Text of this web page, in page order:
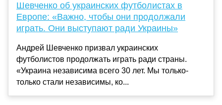
Шевченко об украинских футболистах в
Европе: «Важно, чтобы они продолжали
играть. Они выступают ради Украины»
Андрей Шевченко призвал украинских
футболистов продолжать играть ради страны.
«Украина независима всего 30 лет. Мы только-
только стали независимы, ко...